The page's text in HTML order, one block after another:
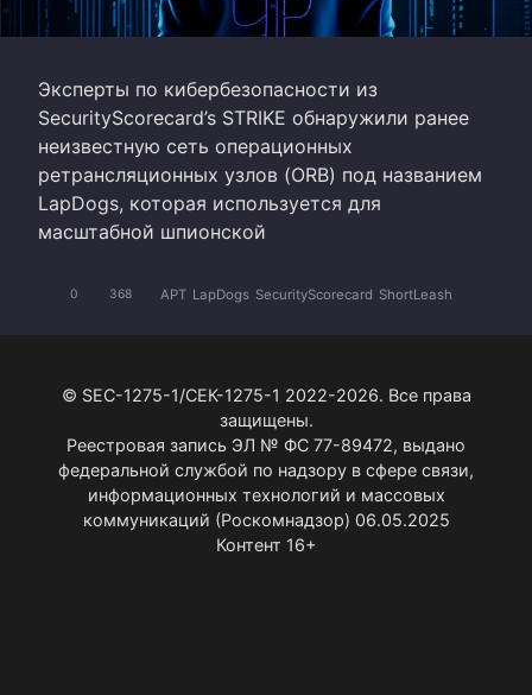
Эксперты по кибербезопасности из
SecurityScorecard’s STRIKE обнаружили ранее
неизвестную сеть операционных
ретрансляционных узлов (ORB) под названием
LapDogs, которая используется для
масштабной шпионской
0 368 APT LapDogs SecurityScorecard ShortLeash
© SEC-1275-1/СЕК-1275-1 2022-2026. Все права
защищены.
Реестровая запись ЭЛ № ФС 77-89472, выдано
федеральной службой по надзору в сфере связи,
информационных технологий и массовых
коммуникаций (Роскомнадзор) 06.05.2025
Контент 16+